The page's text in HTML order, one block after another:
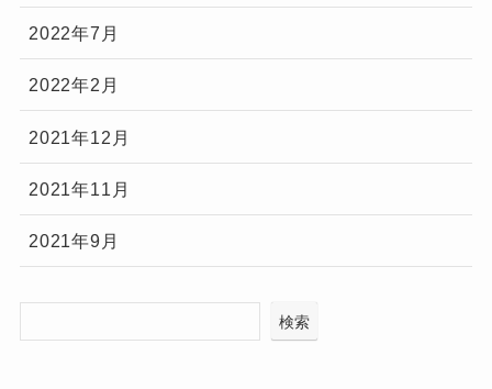
2022年7月
2022年2月
2021年12月
2021年11月
2021年9月
検索